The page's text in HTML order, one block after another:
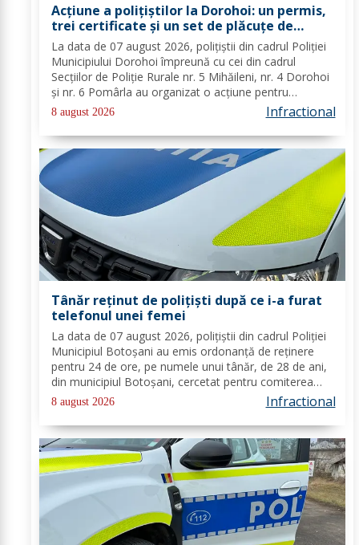
Acțiune a polițiștilor la Dorohoi: un permis,
trei certificate și un set de plăcuțe de
înmatriculare reținute
La data de 07 august 2026, polițiștii din cadrul Poliției
Municipiului Dorohoi împreună cu cei din cadrul
Secțiilor de Poliție Rurale nr. 5 Mihăileni, nr. 4 Dorohoi
și nr. 6 Pomârla au organizat o acțiune pentru
prevenirea și combaterea faptelor de natură penală și
contravențională, verificarea...
8 august 2026 Infractional
Tânăr reținut de polițiști după ce i-a furat
telefonul unei femei
La data de 07 august 2026, polițiștii din cadrul Poliției
Municipiul Botoșani au emis ordonanță de reținere
pentru 24 de ore, pe numele unui tânăr, de 28 de ani,
din municipiul Botoșani, cercetat pentru comiterea
infracțiunii de furt. În urma probatoriului administrat,
s-a stabilit faptul că, în...
8 august 2026 Infractional